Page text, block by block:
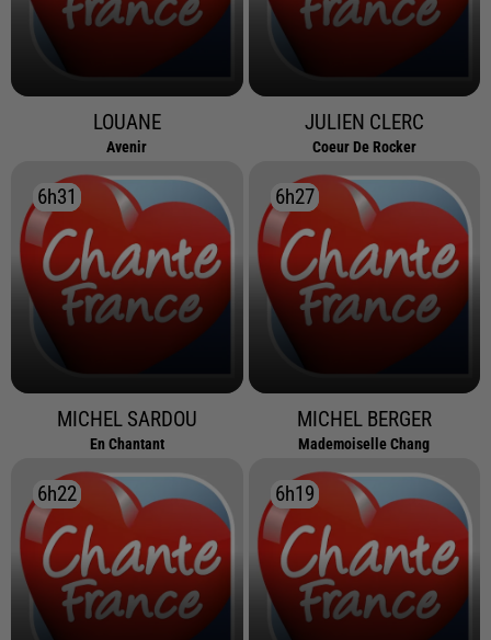
LOUANE
Avenir
JULIEN CLERC
Coeur De Rocker
6h31
6h31
MICHEL SARDOU
En Chantant
6h27
6h27
MICHEL BERGER
Mademoiselle Chang
6h22
6h22 6h19
6h19